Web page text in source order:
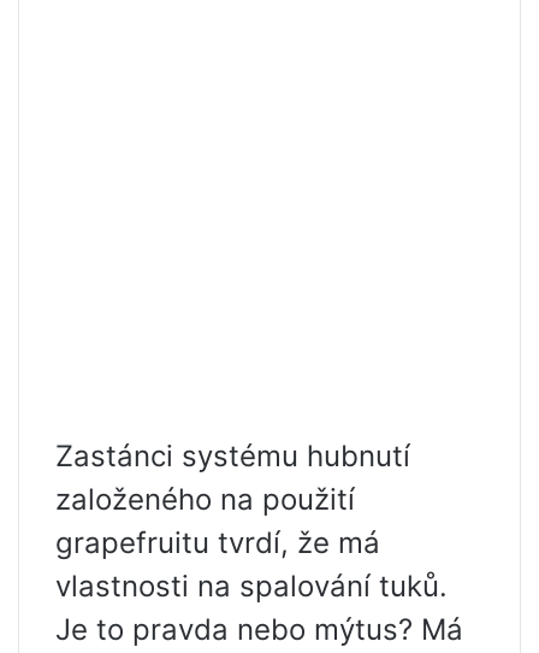
Zastánci systému hubnutí
založeného na použití
grapefruitu tvrdí, že má
vlastnosti na spalování tuků.
Je to pravda nebo mýtus? Má